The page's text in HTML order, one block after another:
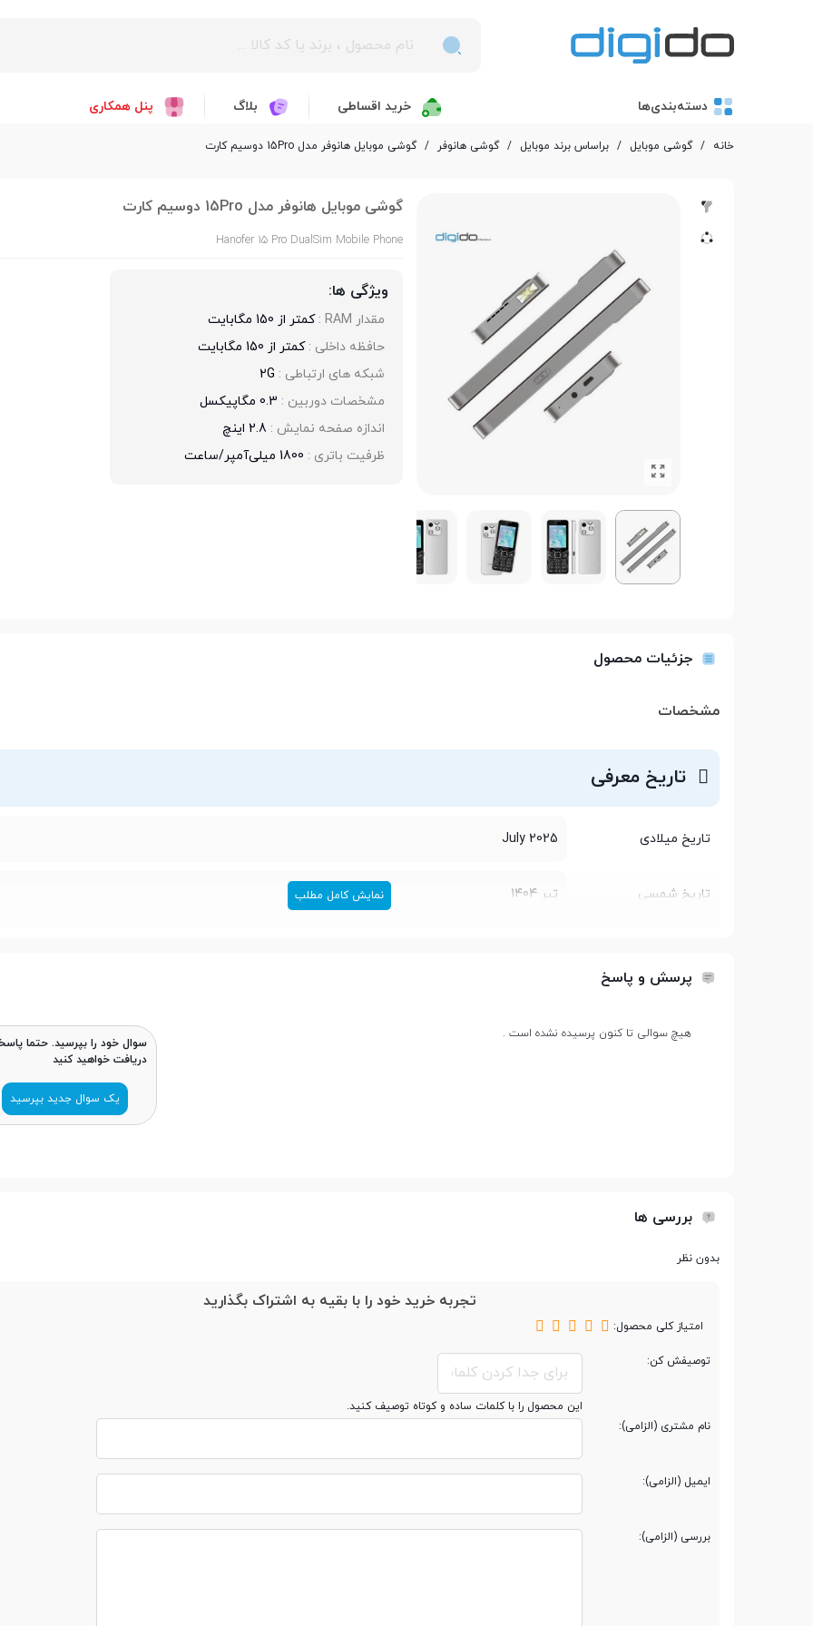
دسته‌بندی‌ها خرید اقساطی بلاگ پنل همکاری
خانه / گوشی موبایل / بر‌اساس برند موبایل / گوشی هانوفر / گوشی موبایل هانوفر مدل 15Pro دوسیم کارت
گوشی موبایل هانوفر مدل 15Pro دوسیم کارت
Hanofer 15 Pro DualSim Mobile Phone
ویژگی ها:
مقدار RAM :
کمتر از 150 مگابایت
حافظه داخلی : کمتر از 150 مگابایت
شبکه های ارتباطی : 2G
مشخصات دوربین : 0.3 مگاپیکسل
اندازه صفحه نمایش : 2.8 اینچ
ظرفیت باتری : 1800 میلی‌آمپر/ساعت
جزئیات محصول
مشخصات
تاریخ معرفی
تاریخ میلادی July 2025
تاریخ شمسی تیر 1404
طراحی
طول و عرض 132x50.2 میلی متر
تعداد سیم کارت
حافظه
کمتر از 150 مگابایت
نمایش کامل مطلب
پرسش و پاسخ
هیچ سوالی تا کنون پرسیده نشده است .
سوال خود را بپرسید. حتما
دریافت خواهید کنید
یک سوال جدید بپرسید
بررسی ها
بدون نظر
تجربه خرید خود را با بقیه به اشتراک بگذارید
امتیاز کلی محصول:
توصیفش کن:
این محصول را با کلمات ساده و کوتاه توصیف کنید.
نام مشتری (الزامی):
ایمیل (الزامی):
بررسی (الزامی):